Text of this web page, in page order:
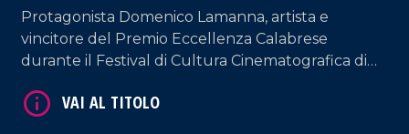
Protagonista Domenico Lamanna, artista e
vincitore del Premio Eccellenza Calabrese
durante il Festival di Cultura Cinematografica di